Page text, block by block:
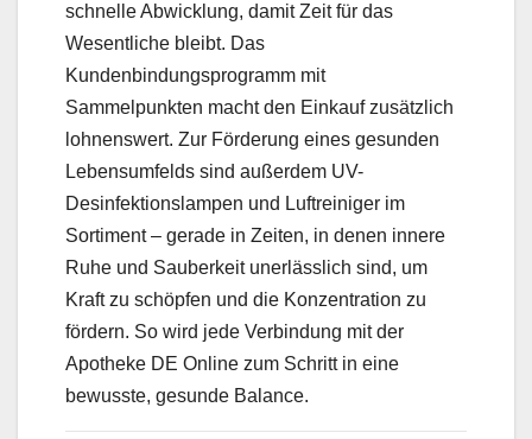
schnelle Abwicklung, damit Zeit für das
Wesentliche bleibt. Das
Kundenbindungsprogramm mit
Sammelpunkten macht den Einkauf zusätzlich
lohnenswert. Zur Förderung eines gesunden
Lebensumfelds sind außerdem UV-
Desinfektionslampen und Luftreiniger im
Sortiment – gerade in Zeiten, in denen innere
Ruhe und Sauberkeit unerlässlich sind, um
Kraft zu schöpfen und die Konzentration zu
fördern. So wird jede Verbindung mit der
Apotheke DE Online zum Schritt in eine
bewusste, gesunde Balance.